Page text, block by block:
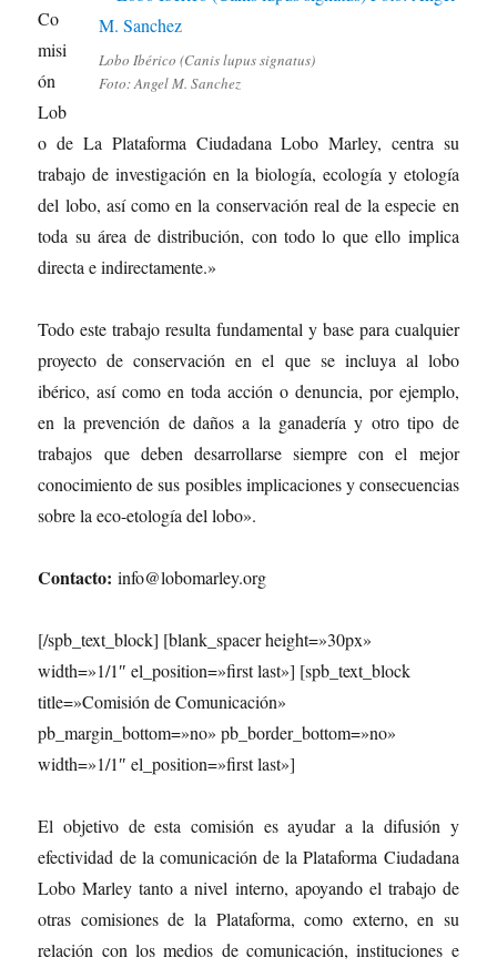
Lobo Ibérico (Canis lupus signatus)
Foto: Angel M. Sanchez
Co
misi
ón
Lob
o de La Plataforma Ciudadana Lobo Marley, centra su
trabajo de investigación en la biología, ecología y etología
del lobo, así como en la conservación real de la especie en
toda su área de distribución, con todo lo que ello implica
directa e indirectamente.»
Todo este trabajo resulta fundamental y base para cualquier
proyecto de conservación en el que se incluya al lobo
ibérico, así como en toda acción o denuncia, por ejemplo,
en la prevención de daños a la ganadería y otro tipo de
trabajos que deben desarrollarse siempre con el mejor
conocimiento de sus posibles implicaciones y consecuencias
sobre la eco-etología del lobo».
Contacto: info@lobomarley.org
[/spb_text_block] [blank_spacer height=»30px»
width=»1/1″ el_position=»first last»] [spb_text_block
title=»Comisión de Comunicación»
pb_margin_bottom=»no» pb_border_bottom=»no»
width=»1/1″ el_position=»first last»]
El objetivo de esta comisión es ayudar a la difusión y
efectividad de la comunicación de la Plataforma Ciudadana
Lobo Marley tanto a nivel interno, apoyando el trabajo de
otras comisiones de la Plataforma, como externo, en su
relación con los medios de comunicación, instituciones e